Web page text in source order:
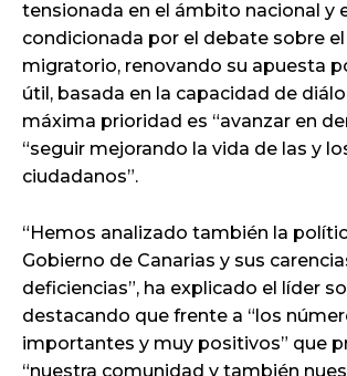
tensionada en el ámbito nacional y
condicionada por el debate sobre
migratorio, renovando su apuesta
útil, basada en la capacidad de
máxima prioridad es “avanzar en
“seguir mejorando la vida de las y
ciudadanos”.
“Hemos analizado también la
Gobierno de Canarias y sus
deficiencias”, ha explicado el líder
destacando que frente a “los
importantes y muy positivos” que
“nuestra comunidad y también